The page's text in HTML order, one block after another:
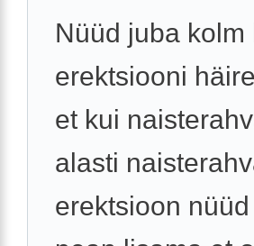
Nüüd juba
erektsiooni
et kui
alasti
erektsioon